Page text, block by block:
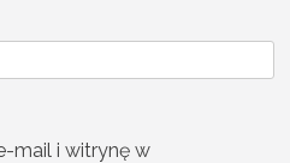
mail i witrynę w